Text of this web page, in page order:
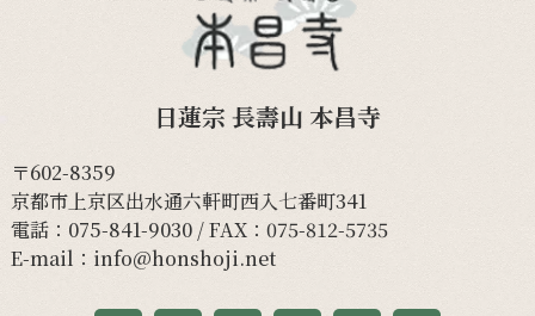
日蓮宗 長壽山 本昌寺
〒602-8359
京都市上京区出水通六軒町西入七番町341
電話： 075-841-9030/ FAX：075-812-5735
E-mail： info@honshoji.net